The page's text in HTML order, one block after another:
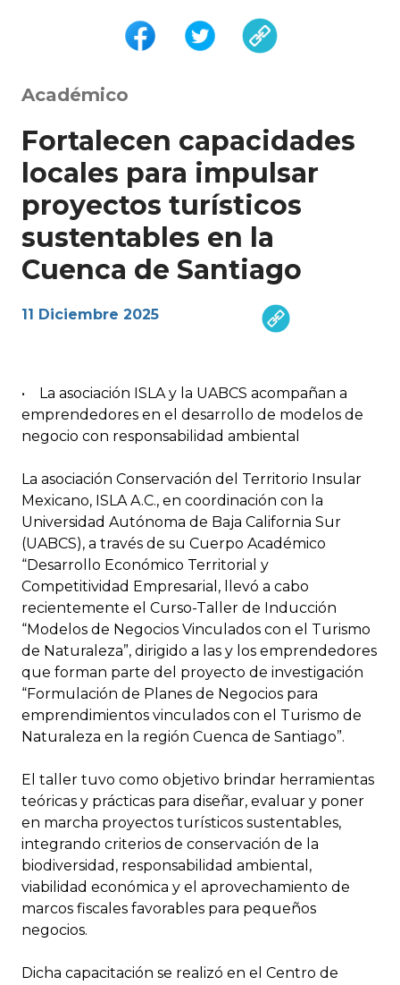
Académico
Fortalecen capacidades
locales para impulsar
proyectos turísticos
sustentables en la
Cuenca de Santiago
11 Diciembre 2025
• La asociación ISLA y la UABCS acompañan a
emprendedores en el desarrollo de modelos de
negocio con responsabilidad ambiental
La asociación Conservación del Territorio Insular
Mexicano, ISLA A.C., en coordinación con la
Universidad Autónoma de Baja California Sur
(UABCS), a través de su Cuerpo Académico
“Desarrollo Económico Territorial y
Competitividad Empresarial, llevó a cabo
recientemente el Curso-Taller de Inducción
“Modelos de Negocios Vinculados con el Turismo
de Naturaleza”, dirigido a las y los emprendedores
que forman parte del proyecto de investigación
“Formulación de Planes de Negocios para
emprendimientos vinculados con el Turismo de
Naturaleza en la región Cuenca de Santiago”.
El taller tuvo como objetivo brindar herramientas
teóricas y prácticas para diseñar, evaluar y poner
en marcha proyectos turísticos sustentables,
integrando criterios de conservación de la
biodiversidad, responsabilidad ambiental,
viabilidad económica y el aprovechamiento de
marcos fiscales favorables para pequeños
negocios.
Dicha capacitación se realizó en el Centro de